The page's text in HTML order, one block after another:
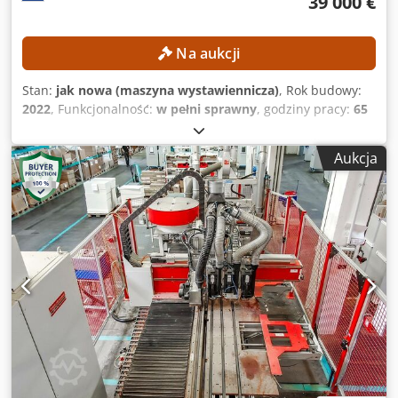
rozładunku Etykieciarka Panel sterowania ręcznego Taśma
Pamięć USB z dokumentacją CNC Certyfikat CE
Dokumentacja Ogrodzenie bezpieczeństwa Wyłącznik
blokujący drzwi Kurtyna świetlna bezpieczeństwa
Na aukcji
Stan: jak nowa (maszyna wystawiennicza), Rok budowy:
2022, Funkcjonalność: w pełni sprawny, godziny pracy: 65
, przesuw osi Y:
przesuw osi Z:225 mm, szerokość przedmiotu
obrabianego (maks.):2 100 mm, wysokość przedmiotu
obrabianego (maks.):85 mm, Wyposażenie:Oznakowanie
CE, Maszyna to dawniej używana maszyna wystawowa, z
zaledwie 65 godzinami pracy! Oględziny maszyny
włączonej do sieci elektrycznej są możliwe pod koniec
sierpnia, ponieważ wtedy osoba kontaktowa będzie na
miejscu. SZCZEGÓŁY TECHNICZNE Djdpfx Aszrfhbechekr
Przebieg osi X: 3720 mm Przebieg osi Y: 2500 mm Przebieg
osi Z: 225 mm Maksymalna szerokość obrabianego
elementu: 2100 mm Maksymalna wysokość obrabianego
elementu: 85 mm Liczba osi: 3 Liczba miejsc w magazynie
narzędzi: 15 Długość stołu: 3720 mm Szerokość stołu: 2100
mm SZCZEGÓŁY DOTYCZĄCE MASZYNY Rodzaj napędu:
Aukcja